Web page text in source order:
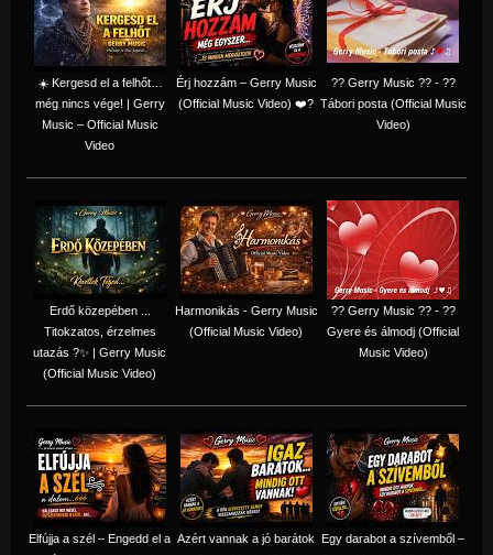
☀️ Kergesd el a felhőt…
még nincs vége! | Gerry
Music – Official Music
Video
Érj hozzám – Gerry Music
(Official Music Video) ❤️?
?? Gerry Music ?? - ??
Tábori posta (Official Music
Video)
Erdő közepében ...
Titokzatos, érzelmes
utazás ?✨ | Gerry Music
(Official Music Video)
Harmonikás - Gerry Music
(Official Music Video)
?? Gerry Music ?? - ??
Gyere és álmodj (Official
Music Video)
Elfújja a szél – Engedd el a Azért vannak a jó barátok
Egy darabot a szívemből –